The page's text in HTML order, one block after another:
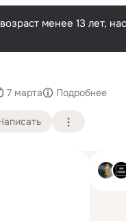
менее 13 лет,
область)
7 марта Подробнее